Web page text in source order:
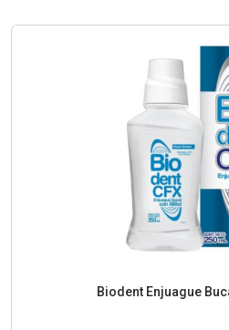
Biodent Enjuague